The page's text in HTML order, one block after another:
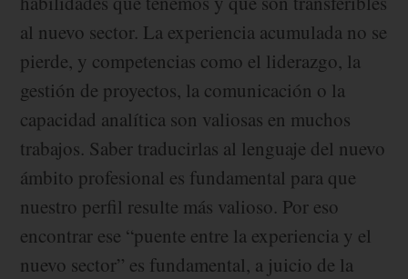
al nuevo sector. La experiencia acumulada no se
pierde, y competencias como el liderazgo, la
gestión de proyectos, la comunicación o la
capacidad analítica son valiosas en muchos
trabajos. Saber traducirlas al lenguaje del nuevo
ámbito profesional es fundamental para que
nuestro perfil resulte más valioso. Por eso
encontrar ese “puente entre la experiencia y el
nuevo sector” es fundamental, a juicio de la